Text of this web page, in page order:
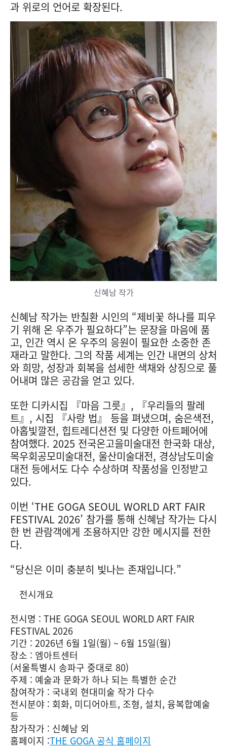
과 위로의 언어로 확장된다.
신혜남 작가
신혜남 작가는 반칠환 시인의 “제비꽃 하나를 피우
기 위해 온 우주가 필요하다”는 문장을 마음에 품
고, 인간 역시 온 우주의 응원이 필요한 소중한 존
재라고 말한다. 그의 작품 세계는 인간 내면의 상처
와 희망, 성장과 회복을 섬세한 색채와 상징으로 풀
어내며 많은 공감을 얻고 있다.
또한 디카시집 『마음 그릇』, 『우리들의 팔레
트』, 시집 『사랑 법』 등을 펴냈으며, 숨은색전,
아홉빛깔전, 힙트레디션전 및 다양한 아트페어에
참여했다. 2025 전국온고을미술대전 한국화 대상,
목우회공모미술대전, 울산미술대전, 경상남도미술
대전 등에서도 다수 수상하며 작품성을 인정받고
있다.
이번 ‘THE GOGA SEOUL WORLD ART FAIR
FESTIVAL 2026’ 참가를 통해 신혜남 작가는 다시
한 번 관람객에게 조용하지만 강한 메시지를 전한
다.
“당신은 이미 충분히 빛나는 존재입니다.”
전시개요
전시명 : THE GOGA SEOUL WORLD ART FAIR
FESTIVAL 2026
기간 : 2026년 6월 1일(월) ~ 6월 15일(월)
장소 : 엠아트센터
(서울특별시 송파구 중대로 80)
주제 : 예술과 문화가 하나 되는 특별한 순간
참여작가 : 국내외 현대미술 작가 다수
전시분야 : 회화, 미디어아트, 조형, 설치, 융복합예술
등
참가작가 : 신혜남 외
홈페이지 :THE GOGA 공식 홈페이지